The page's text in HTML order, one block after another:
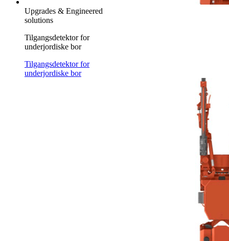
Upgrades & Engineered
solutions
Tilgangsdetektor for
underjordiske bor
Tilgangsdetektor for
underjordiske bor